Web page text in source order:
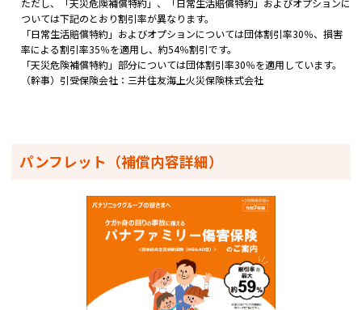
ただし、「天災危険補償特約」、「日常生活賠償特約」およびオプションに
ついては下記のとおり割引率が異なります。
「日常生活賠償特約」およびオプションについては団体割引率30％、損害
率による割引率35％を適用し、約54％割引です。
「天災危険補償特約」部分については団体割引率30％を適用しています。
（幹事）引受保険会社：三井住友海上火災保険株式会社
パンフレット（補償内容詳細）